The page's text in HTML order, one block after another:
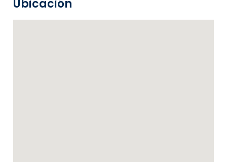
Ubicación